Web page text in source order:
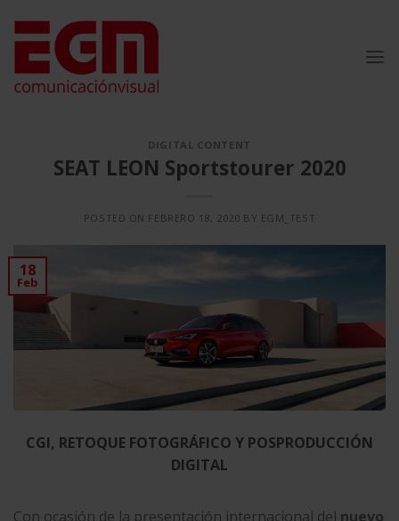
contenido
DIGITAL CONTENT
SEAT LEON Sportstourer 2020
POSTED ON FEBRERO 18, 2020 BY EGM_TEST
18
Feb
CGI, RETOQUE FOTOGRÁFICO Y POSPRODUCCIÓN
DIGITAL
Con ocasión de la presentación internacional del nuevo